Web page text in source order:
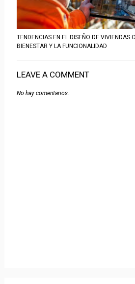
TENDENCIAS EN EL DISEÑO DE VIVIENDAS
BIENESTAR Y LA FUNCIONALIDAD
LEAVE A COMMENT
No hay comentarios.